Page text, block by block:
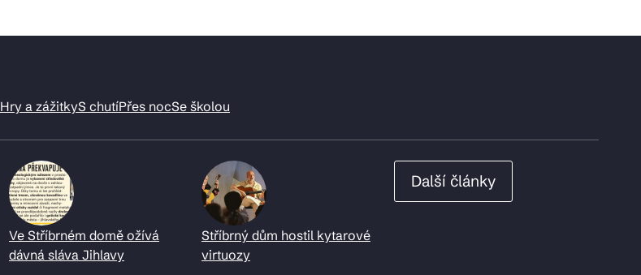
Hry a zážitkyS chutíPřes nocSe školou
Ve Stříbrném domě ožívá
dávná sláva Jihlavy
Stříbrný dům hostil kytarové
virtuozy
Další články